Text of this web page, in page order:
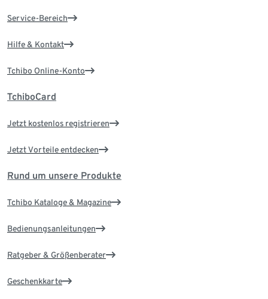
Service-Bereich
Hilfe & Kontakt
Tchibo Online-Konto
TchiboCard
Jetzt kostenlos registrieren
Jetzt Vorteile entdecken
Rund um unsere Produkte
Tchibo Kataloge & Magazine
Bedienungsanleitungen
Ratgeber & Größenberater
Geschenkkarte